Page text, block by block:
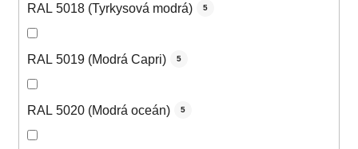
RAL 5018 (Tyrkysová modrá) 5
RAL 5019 (Modrá Capri) 5
RAL 5020 (Modrá oceán) 5